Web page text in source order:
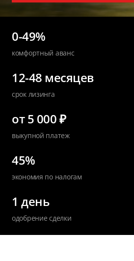
0-49%
комфортный аванс
12-48 месяцев
срок лизинга
от 5 000 ₽
выкупной платеж
45%
экономия по налогам
1 день
одобрение сделки